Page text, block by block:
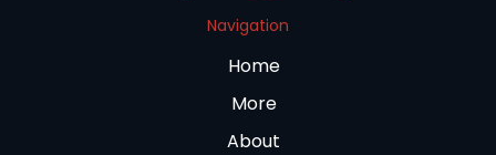
Navigation
Home
More
About